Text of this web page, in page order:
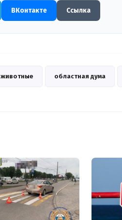
ВКонтакте Ссылка
животные областная дума